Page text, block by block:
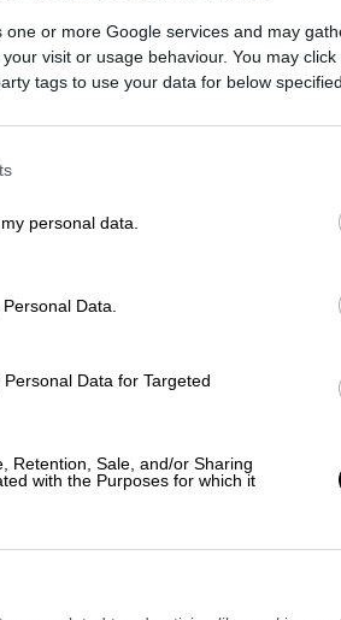
or more Google services and may
visit or usage behaviour. You may
tags to use your data for below
personal data.
Data.
Data for Targeted
Retention, Sale, and/or Sharing
with the Purposes for which it
Λεκανοπέδιο. Το
σκουπίδια και τα φερτά
φαίνεται ότι
σημείο υπάρχουν
το κλείσανε,
ο
πουθενά. Δηλαδή οι
είναι κατά
Πολιτικής